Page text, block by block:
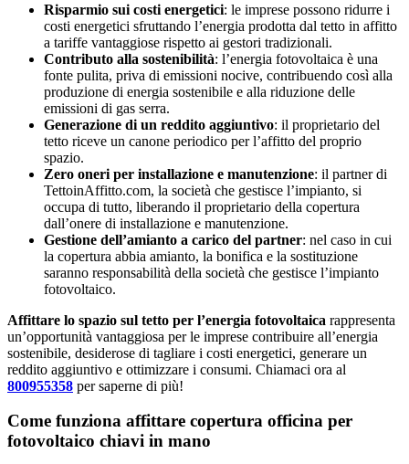
Risparmio sui costi energetici: le imprese possono ridurre i
costi energetici sfruttando l’energia prodotta dal tetto in affitto
a tariffe vantaggiose rispetto ai gestori tradizionali.
Contributo alla sostenibilità: l’energia fotovoltaica è una
fonte pulita, priva di emissioni nocive, contribuendo così alla
produzione di energia sostenibile e alla riduzione delle
emissioni di gas serra.
Generazione di un reddito aggiuntivo: il proprietario del
tetto riceve un canone periodico per l’affitto del proprio
spazio.
Zero oneri per installazione e manutenzione: il partner di
TettoinAffitto.com, la società che gestisce l’impianto, si
occupa di tutto, liberando il proprietario della copertura
dall’onere di installazione e manutenzione.
Gestione dell’amianto a carico del partner: nel caso in cui
la copertura abbia amianto, la bonifica e la sostituzione
saranno responsabilità della società che gestisce l’impianto
fotovoltaico.
Affittare lo spazio sul tetto per l’energia fotovoltaica rappresenta
un’opportunità vantaggiosa per le imprese contribuire all’energia
sostenibile, desiderose di tagliare i costi energetici, generare un
reddito aggiuntivo e ottimizzare i consumi. Chiamaci ora al
800955358 per saperne di più!
Come funziona affittare copertura officina per
fotovoltaico chiavi in mano